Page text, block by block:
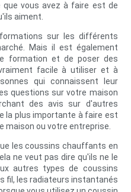
vous avez à faire est de
aiment.
sur les différents
Mais il est également
formation et de poser des
facile à utiliser et à
qui connaissent leur
questions sur votre maison
des avis sur d'autres
la plus importante à faire est
maison ou votre entreprise.
les coussins chauffants en
ne veut pas dire qu'ils ne le
autres types de coussins
fil, les radiateurs instantanés